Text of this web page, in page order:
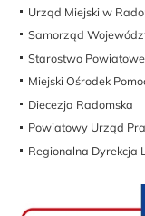
Urząd Miejski w
Samorząd
Starostwo
Miejski Ośrodek
Diecezja Radomska
Powiatowy Urząd
Regionalna Dyrekcja